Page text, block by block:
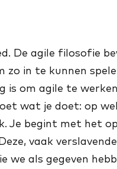
De agile filosofie
in te kunnen
om agile te
wat je doet: op
Je begint met het
vaak
we als gegeven